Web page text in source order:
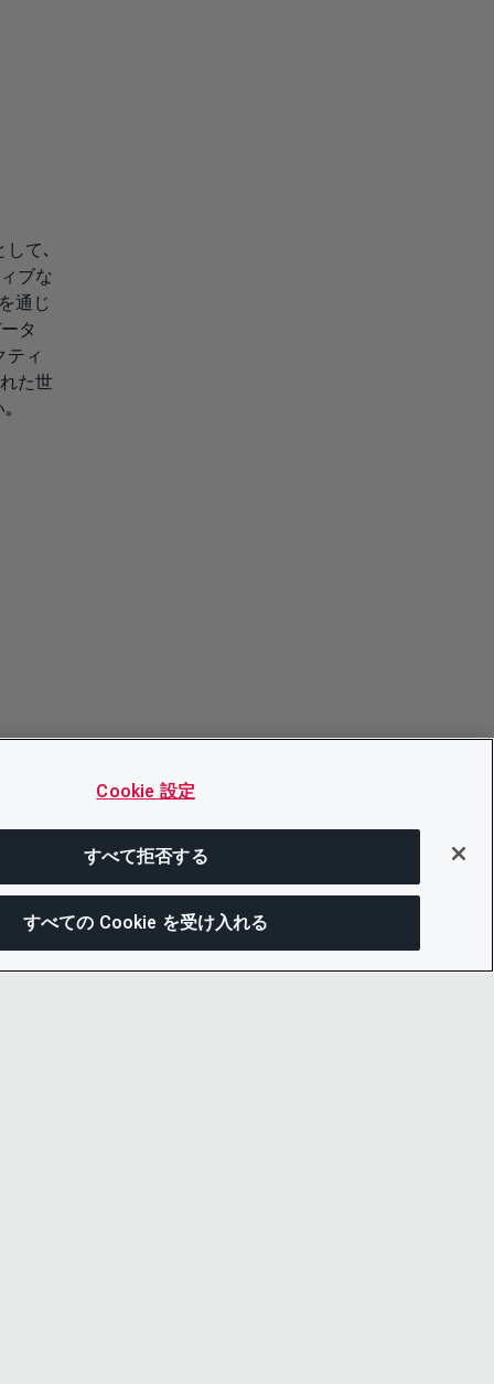
て､
ブな
通じ
タ
ティ
た世
Cookie 設定
すべて拒否する
すべての Cookie を受け入れる